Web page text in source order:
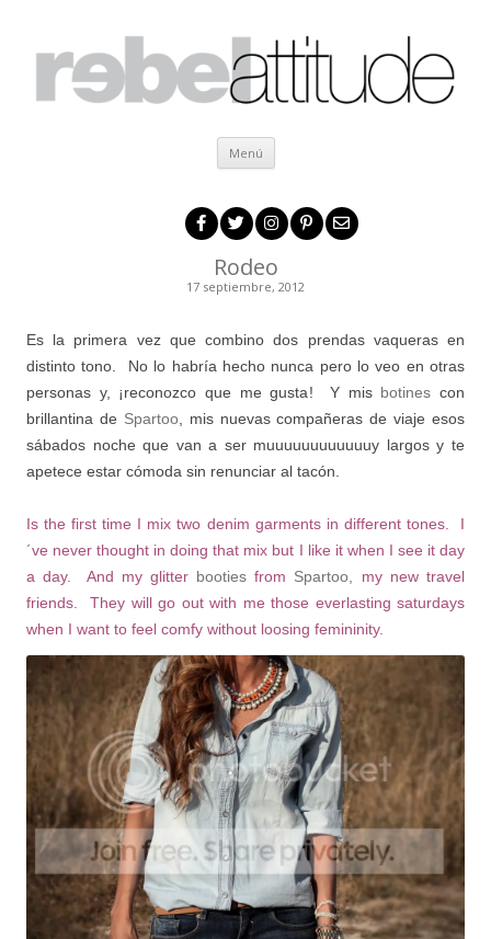
Menú Ir al contenido
Rodeo
17 septiembre, 2012
Es la primera vez que combino dos prendas vaqueras en
distinto tono. No lo habría hecho nunca pero lo veo en otras
personas y, ¡reconozco que me gusta! Y mis botinescon
brillantina de Spartoo, mis nuevas compañeras de viaje esos
sábados noche que van a ser muuuuuuuuuuuuy largos y te
apetece estar cómoda sin renunciar al tacón.
Is the first time I mix two denim garments in different tones. I
´ve never thought in doing that mix but I like it when I see it day
a day. And my glitter booties from Spartoo, my new travel
friends. They will go out with me those everlasting saturdays
when I want to feel comfy without loosing femininity.